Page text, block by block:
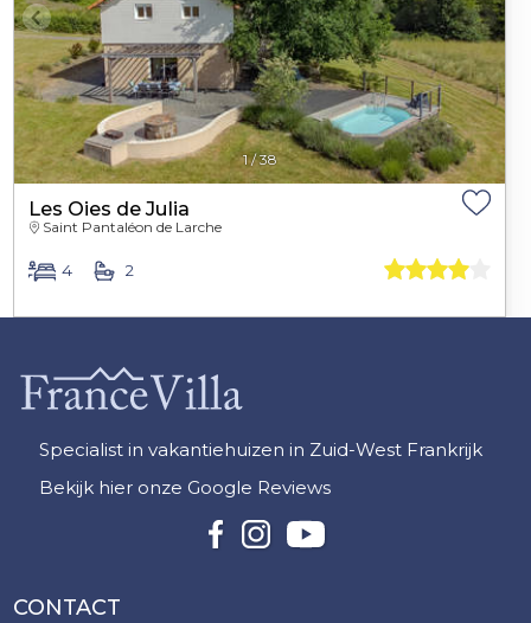
1/38
Les Oies de Julia
Saint Pantaléon de Larche
4 2
Specialist in vakantiehuizen in Zuid-West Frankrijk
Bekijk hier onze Google Reviews
CONTACT